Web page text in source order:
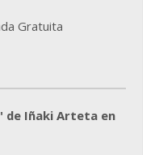
Gratuita
de Iñaki Arteta en